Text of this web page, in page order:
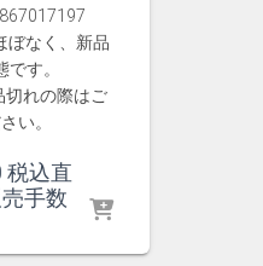
ぼなく、新品
です。
切れの際はご
い。
現
在
税込直
手数